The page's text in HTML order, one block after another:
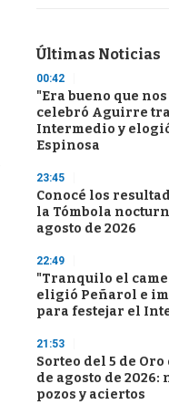
Últimas Noticias
00:42
"Era bueno que
celebró Aguirre
Intermedio y
Espinosa
23:45
Conocé los
la Tómbola
agosto de 2026
22:49
"Tranquilo el
eligió Peñarol e
para festejar el
21:53
Sorteo del 5 de
de agosto de 2026:
pozos y aciertos